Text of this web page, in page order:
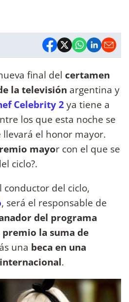
final del certamen
la televisión argentina y
Celebrity 2ya tiene a
los que esta noche se
el honor mayor.
mayor con el que se
ciclo?.
conductor del ciclo,
, será el responsable de
del programa
premio la suma de
una beca en una
internacional.